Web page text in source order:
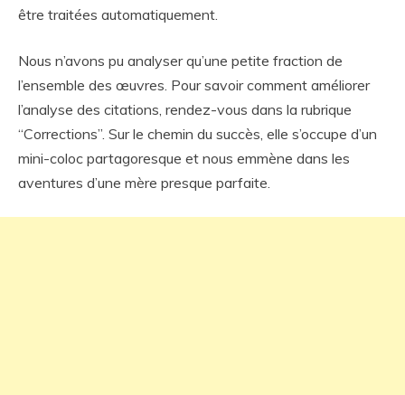
être traitées automatiquement.
Nous n’avons pu analyser qu’une petite fraction de
l’ensemble des œuvres. Pour savoir comment améliorer
l’analyse des citations, rendez-vous dans la rubrique
“Corrections”. Sur le chemin du succès, elle s’occupe d’un
mini-coloc partagoresque et nous emmène dans les
aventures d’une mère presque parfaite.